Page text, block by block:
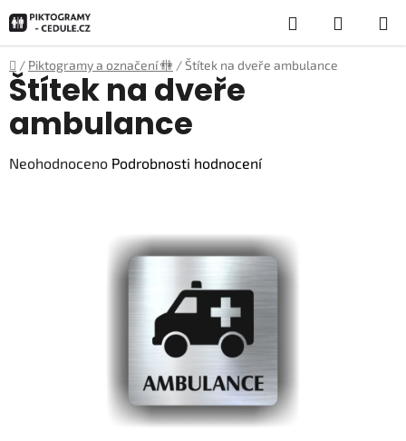
na
obsah
Hledat
KOŠÍK
Domů
/ Piktogramy a označení 🚻 /Štítek na dveře ambulance
Štítek na dveře
ambulance
Průměrné
Neohodnoceno Podrobnosti hodnocení